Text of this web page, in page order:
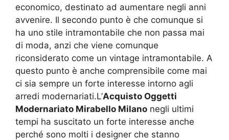
economico, destinato ad aumentare negli anni
avvenire. Il secondo punto è che comunque si
ha uno stile intramontabile che non passa mai
di moda, anzi che viene comunque
riconsiderato come un vintage intramontabile. A
questo punto è anche comprensibile come mai
ci sia sempre un forte interesse intorno agli
arredi modernariati.L’Acquisto Oggetti
Modernariato Mirabello Milano negli ultimi
tempi ha suscitato un forte interesse anche
perché sono molti i designer che stanno